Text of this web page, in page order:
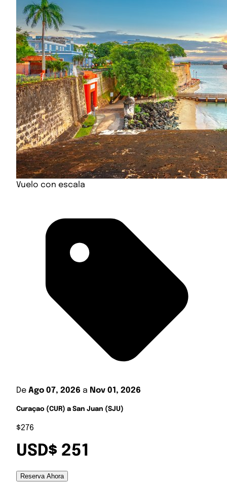
Vuelo con escala
De Ago 07, 2026 a Nov 01, 2026
Curaçao (CUR) a San Juan (SJU)
$276
USD$ 251
Reserva Ahora